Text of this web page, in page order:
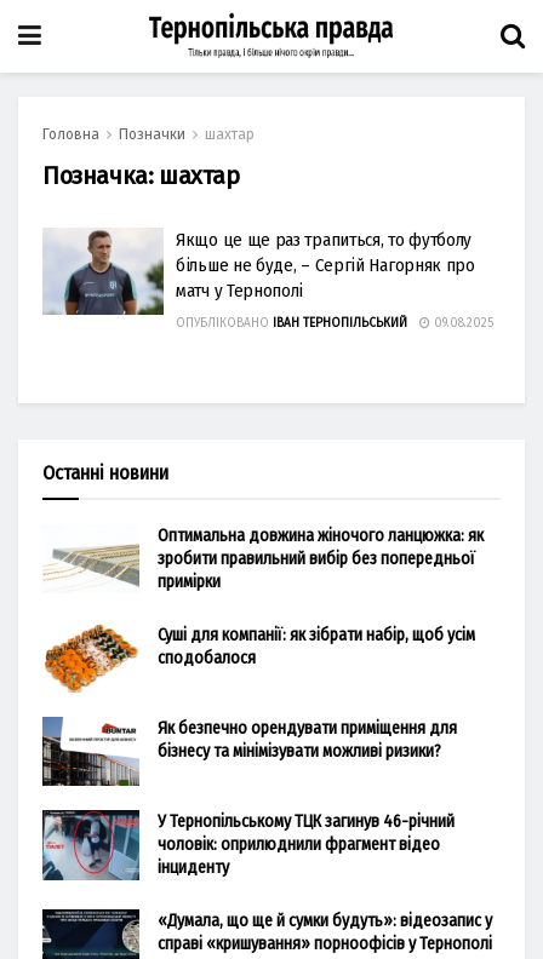
Головна Позначки шахтар
Позначка: шахтар
Якщо це ще раз трапиться, то футболу
більше не буде, – Сергій Нагорняк про
матч у Тернополі
ОПУБЛІКОВАНО ІВАН ТЕРНОПІЛЬСЬКИЙ 09.08.2025
Останні новини
Оптимальна довжина жіночого ланцюжка: як
зробити правильний вибір без попередньої
примірки
Суші для компанії: як зібрати набір, щоб усім
сподобалося
Як безпечно орендувати приміщення для
бізнесу та мінімізувати можливі ризики?
У Тернопільському ТЦК загинув 46-річний
чоловік: оприлюднили фрагмент відео
інциденту
«Думала, що ще й сумки будуть»: відеозапис у
справі «кришування» порноофісів у Тернополі